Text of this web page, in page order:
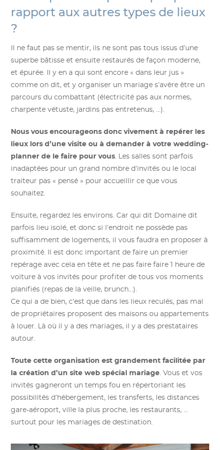
rapport aux autres types de lieux
?
Il ne faut pas se mentir, ils ne sont pas tous issus d’une
superbe bâtisse et ensuite restaurés de façon moderne,
et épurée. Il y en a qui sont encore « dans leur jus »
comme on dit, et y organiser un mariage s’avère être un
parcours du combattant (électricité pas aux normes,
charpente vétuste, jardins pas entretenus, …).
Nous vous encourageons donc vivement à repérer les
lieux lors d’une visite ou à demander à votre wedding-
planner de le faire pour vous. Les salles sont parfois
inadaptées pour un grand nombre d’invités ou le local
traiteur pas « pensé » pour accueillir ce que vous
souhaitez.
Ensuite, regardez les environs. Car qui dit Domaine dit
parfois lieu isolé, et donc si l’endroit ne possède pas
suffisamment de logements, il vous faudra en proposer à
proximité. Il est donc important de faire un premier
repérage avec cela en tête et ne pas faire faire 1 heure de
voiture à vos invités pour profiter de tous vos moments
planifiés (repas de la veille, brunch…).
Ce qui a de bien, c’est que dans les lieux reculés, pas mal
de propriétaires proposent des maisons ou appartements
à louer. Là où il y a des mariages, il y a des prestataires
autour.
Toute cette organisation est grandement facilitée par
la création d’un site web spécial mariage. Vous et vos
invités gagneront un temps fou en répertoriant les
possibilités d’hébergement, les transferts, les distances
gare-aéroport, ville la plus proche, les restaurants, …
surtout pour les mariages de destination.